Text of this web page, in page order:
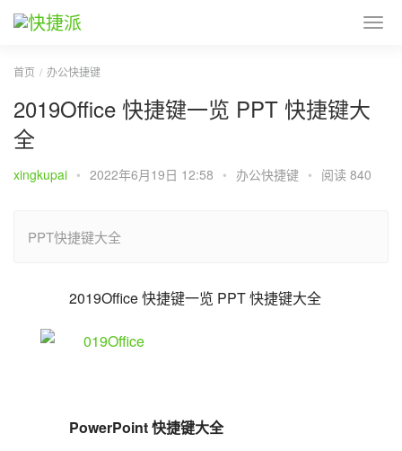
首页 办公快捷键
2019Office 快捷键一览 PPT 快捷键大
全
xingkupai • 2022年6月19日 12:58 • 办公快捷键 • 阅读 840
PPT快捷键大全
2019Office 快捷键一览 PPT 快捷键大全
PowerPoint 快捷键大全